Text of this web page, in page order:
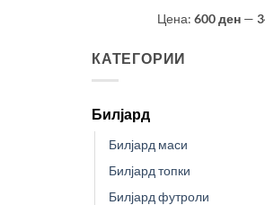
Цена: 600 ден—
КАТЕГОРИИ
Билјард
Билјард маси
Билјард топки
Билјард футроли